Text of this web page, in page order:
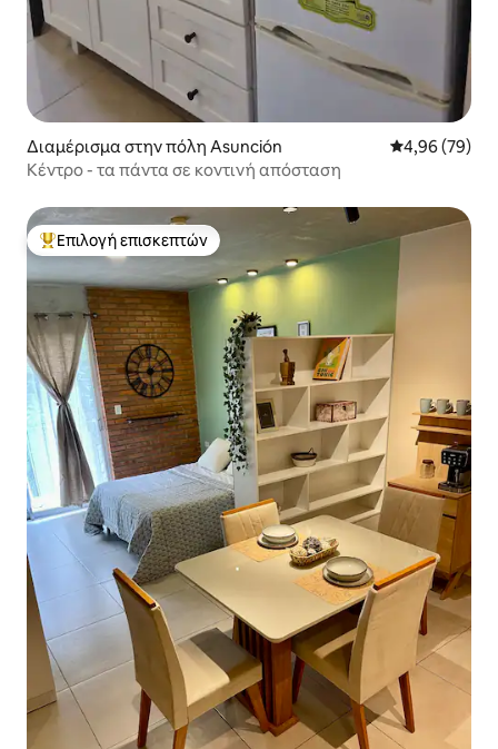
Διαμέρισμα στην πόλη Asunción Μέση
4,96 (79)
Κέντρο - τα πάντα σε κοντινή απόσταση
Κορυφαία επιλογή επισκεπτών
Επιλογή επισκεπτών